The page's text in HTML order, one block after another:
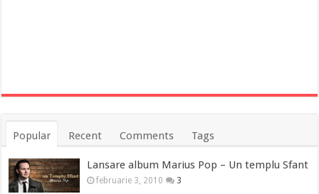
Popular Recent Comments Tags
Lansare album Marius Pop – Un templu Sfant
februarie 3, 2010 3